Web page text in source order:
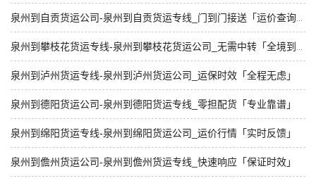
泉州到自贡货运公司-泉州到自贡货运专线_门到门接送「运价查询」
泉州到攀枝花货运专线-泉州到攀枝花货运公司_无需中转「全境到达」
泉州到泸州货运专线-泉州到泸州货运公司_运保时效「全程无虑」
泉州到德阳货运公司-泉州到德阳货运专线_零担配货「专业靠谱」
泉州到绵阳货运专线-泉州到绵阳货运公司_运价行情「实时反馈」
泉州到儋州货运公司-泉州到儋州货运专线_快速响应「保证时效」